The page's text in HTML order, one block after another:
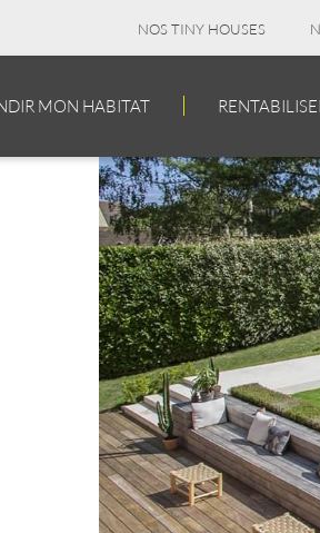
NOS TINY HOUSES
MON HABITAT